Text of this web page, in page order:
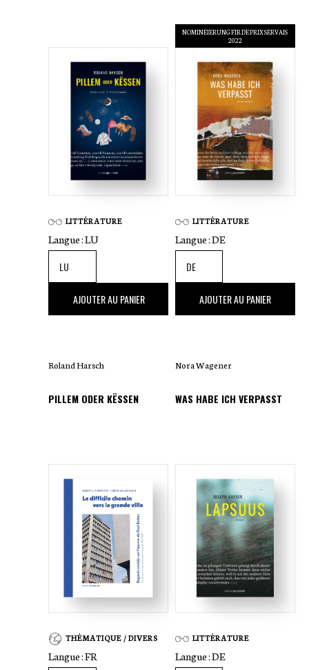
LITTÉRATURE
Langue :LU
,00 €
AJOUTER AU PANIER
Roland Harsch
PILLEM ODER KËSSEN
NOMINÉIERUNG FIR DE PRIX SERVAIS
2022
LITTÉRATURE
Langue :DE
,00 €
AJOUTER AU PANIER
Nora Wagener
WAS HABE ICH VERPASST
THÉMATIQUE / DIVERS
Langue :FR
LITTÉRATURE
Langue :DE